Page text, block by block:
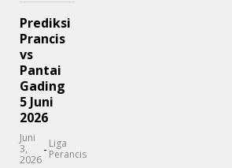
Prediksi
Prancis
vs
Pantai
Gading
5 Juni
2026
Juni
3,
2026
- Liga
Perancis